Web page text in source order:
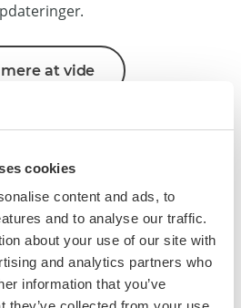
cookies
content and ads, to
and to analyse our traffic.
about your use of our site with
and analytics partners who
information that you’ve
mere at vide
& gæstfrihed
Del brochurer, der inspirerer
brandets appel markant.